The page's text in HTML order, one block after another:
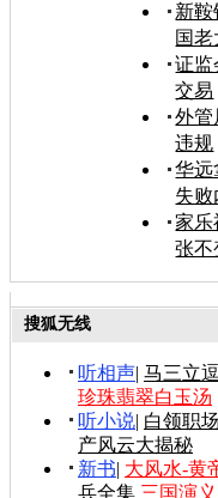
新鞍
国老
证监
交易
外管
违规
华远
失败
家乐
张不
搜狐无线
听相声| 马三立
珍珠翡翠白玉汤
听小说| 白领职
产风云大揭秘
新书| 大风水-黄
兵全集 三国演义